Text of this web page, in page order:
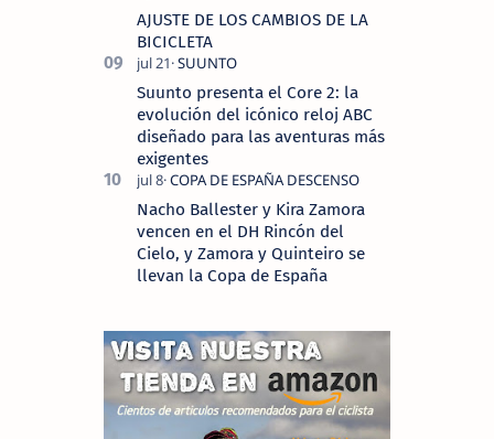
AJUSTE DE LOS CAMBIOS DE LA
BICICLETA
Suunto presenta el Core 2: la
evolución del icónico reloj ABC
diseñado para las aventuras más
exigentes
Nacho Ballester y Kira Zamora
vencen en el DH Rincón del
Cielo, y Zamora y Quinteiro se
llevan la Copa de España